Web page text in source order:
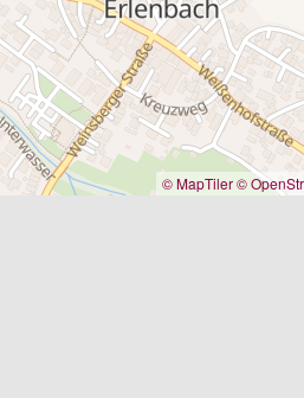
© MapTiler ©